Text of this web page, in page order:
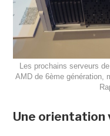
Les prochains serveurs
AMD de 6ème génération,
Une orientation